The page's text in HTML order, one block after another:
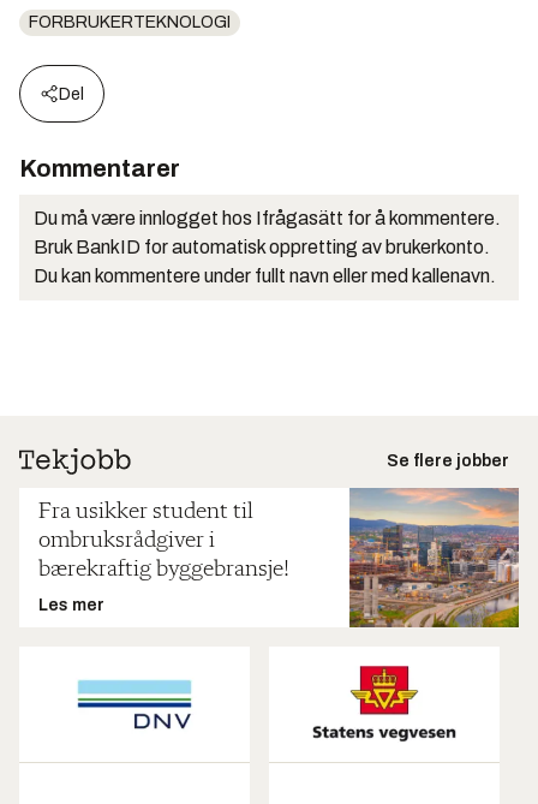
FORBRUKERTEKNOLOGI
Del
Kommentarer
Du må være innlogget hos Ifrågasätt for å kommentere.
Bruk BankID for automatisk oppretting av brukerkonto.
Du kan kommentere under fullt navn eller med kallenavn.
Se flere jobber
Fra usikker student til
ombruksrådgiver i
bærekraftig byggebransje!
Les mer